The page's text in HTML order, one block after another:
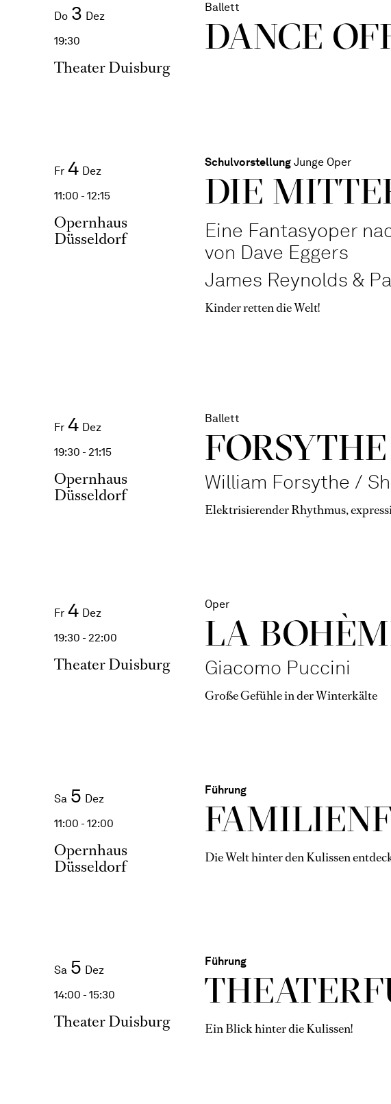
Do 3 Dez
19:30
Theater Duisburg
Ballett
DANCE
Fr 4 Dez
11:00 - 12:15
Opernhaus
Düsseldorf
Schulvorstellung Junge Oper
DIE
Eine Fantasyoper
von Dave Eggers
James Reynolds &
Kinder retten die Welt!
Fr 4 Dez
19:30 - 21:15
Opernhaus
Düsseldorf
Ballett
William Forsythe /
Elektrisierender Rhythmus,
Fr 4 Dez
19:30 - 22:00
Theater Duisburg
Oper
LA
Giacomo Puccini
Große Gefühle in der Winterkälte
Sa 5 Dez
11:00 - 12:00
Opernhaus
Düsseldorf
Führung
Die Welt hinter den Kulissen
Sa 5 Dez
14:00 - 15:30
Theater Duisburg
Führung
Ein Blick hinter die Kulissen!